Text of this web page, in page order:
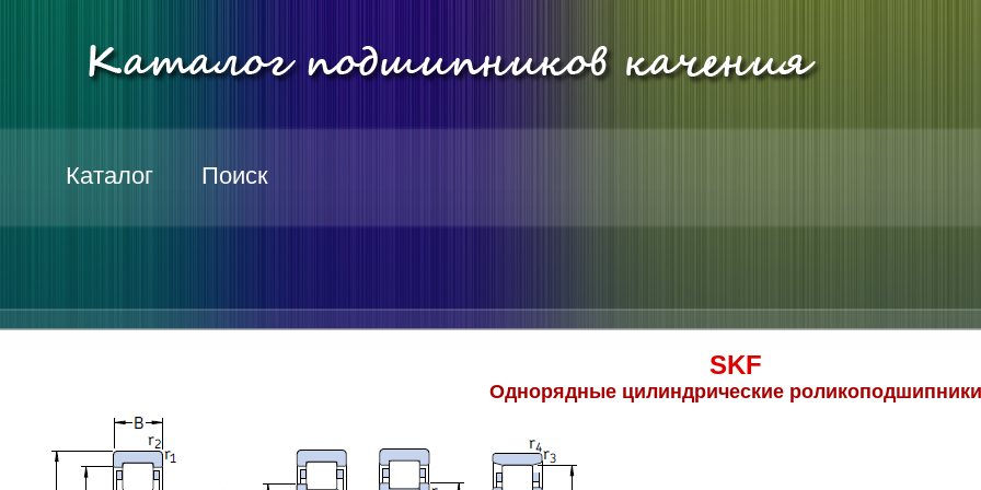
Каталог Поиск
SKF
Однорядные цилиндрические роликоподшипники